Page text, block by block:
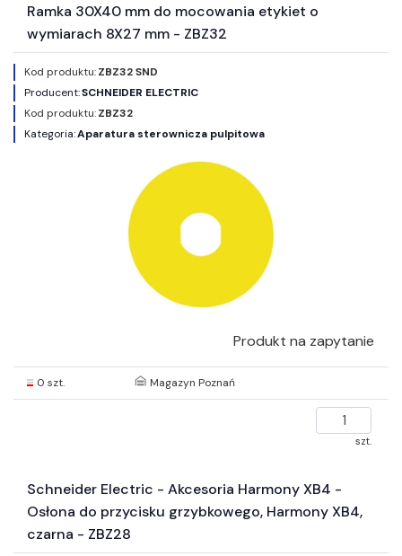
Ramka 30X40 mm do mocowania etykiet o
wymiarach 8X27 mm - ZBZ32
Kod produktu:ZBZ32 SND
Producent:SCHNEIDER ELECTRIC
Kod produktu:ZBZ32
Kategoria:Aparatura sterownicza pulpitowa
Produkt na zapytanie
0 szt. Magazyn Poznań
szt.
Schneider Electric - Akcesoria Harmony XB4 -
Osłona do przycisku grzybkowego, Harmony XB4,
czarna - ZBZ28